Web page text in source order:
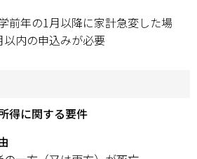
留学
年の1月以降に家計急変した場
内の申込みが必要
得に関する要件